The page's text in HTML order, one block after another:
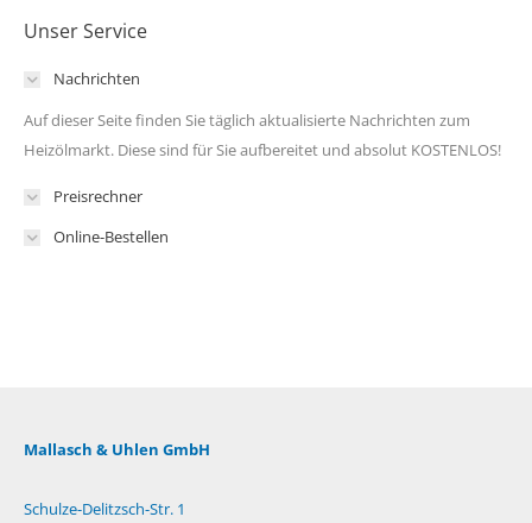
Unser Service
Nachrichten
Auf dieser Seite finden Sie täglich aktualisierte Nachrichten zum
Heizölmarkt. Diese sind für Sie aufbereitet und absolut KOSTENLOS!
Preisrechner
Online-Bestellen
Mallasch & Uhlen GmbH
Schulze-Delitzsch-Str. 1